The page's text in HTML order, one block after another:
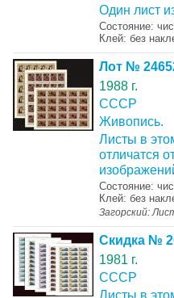
Один лист
Состояние:
Клей: без
Лот №
1988 г.
СССР
Живопись.
Листы в
отличатся
Состояние:
Клей: без
Загорский:
Скидка №
1981 г.
СССР
Листы в